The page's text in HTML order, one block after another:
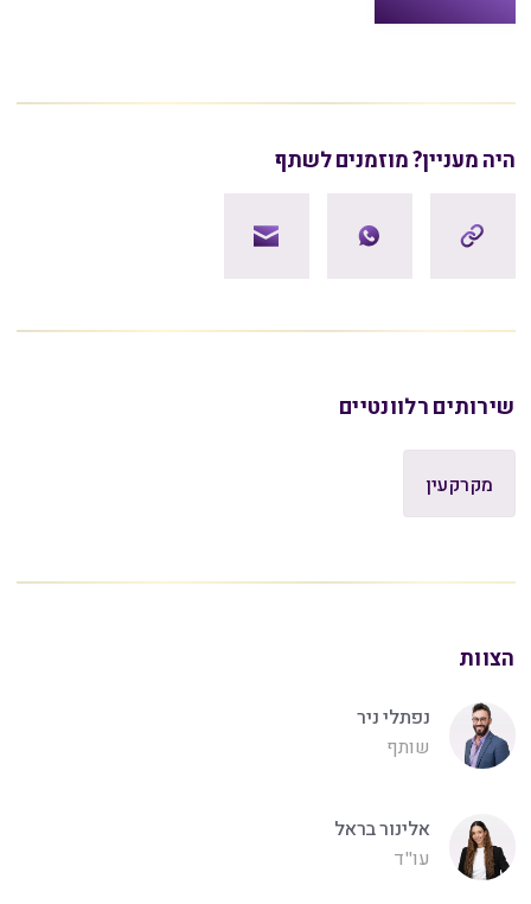
היה מעניין? מוזמנים לשתף
שירותים רלוונטיים
מקרקעין
הצוות
נפתלי ניר
שותף
אלינור בראל
עו"ד